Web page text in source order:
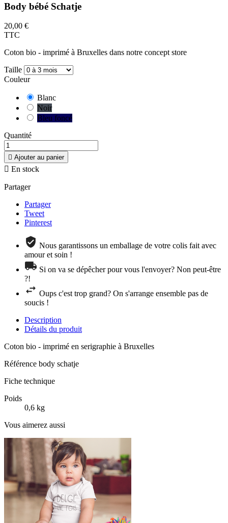
Body bébé Schatje
20,00 €
TTC
Coton bio - imprimé à Bruxelles dans notre concept store
Taille
Couleur
Blanc
Noir
Bleu foncé
Quantité
 Ajouter au panier
 En stock
Partager
Partager
Tweet
Pinterest
Nous garantissons un emballage de votre colis fait avec
amour et soin !
Si on va se dépêcher pour vous l'envoyer? Non peut-être
?!
Oups c'est trop grand? On s'arrange ensemble pas de
soucis !
Description
Détails du produit
Coton bio - imprimé en serigraphie à Bruxelles
Référence body schatje
Fiche technique
Poids
0,6 kg
Vous aimerez aussi